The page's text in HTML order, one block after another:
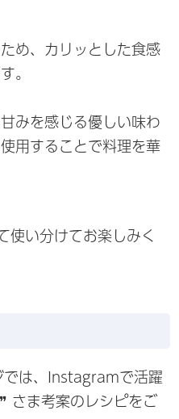
め、カリッとした食感
。
みを感じる優しい味わ
用することで料理を華
使い分けてお楽しみく
では、Instagramで活躍
さま考案のレシピをご